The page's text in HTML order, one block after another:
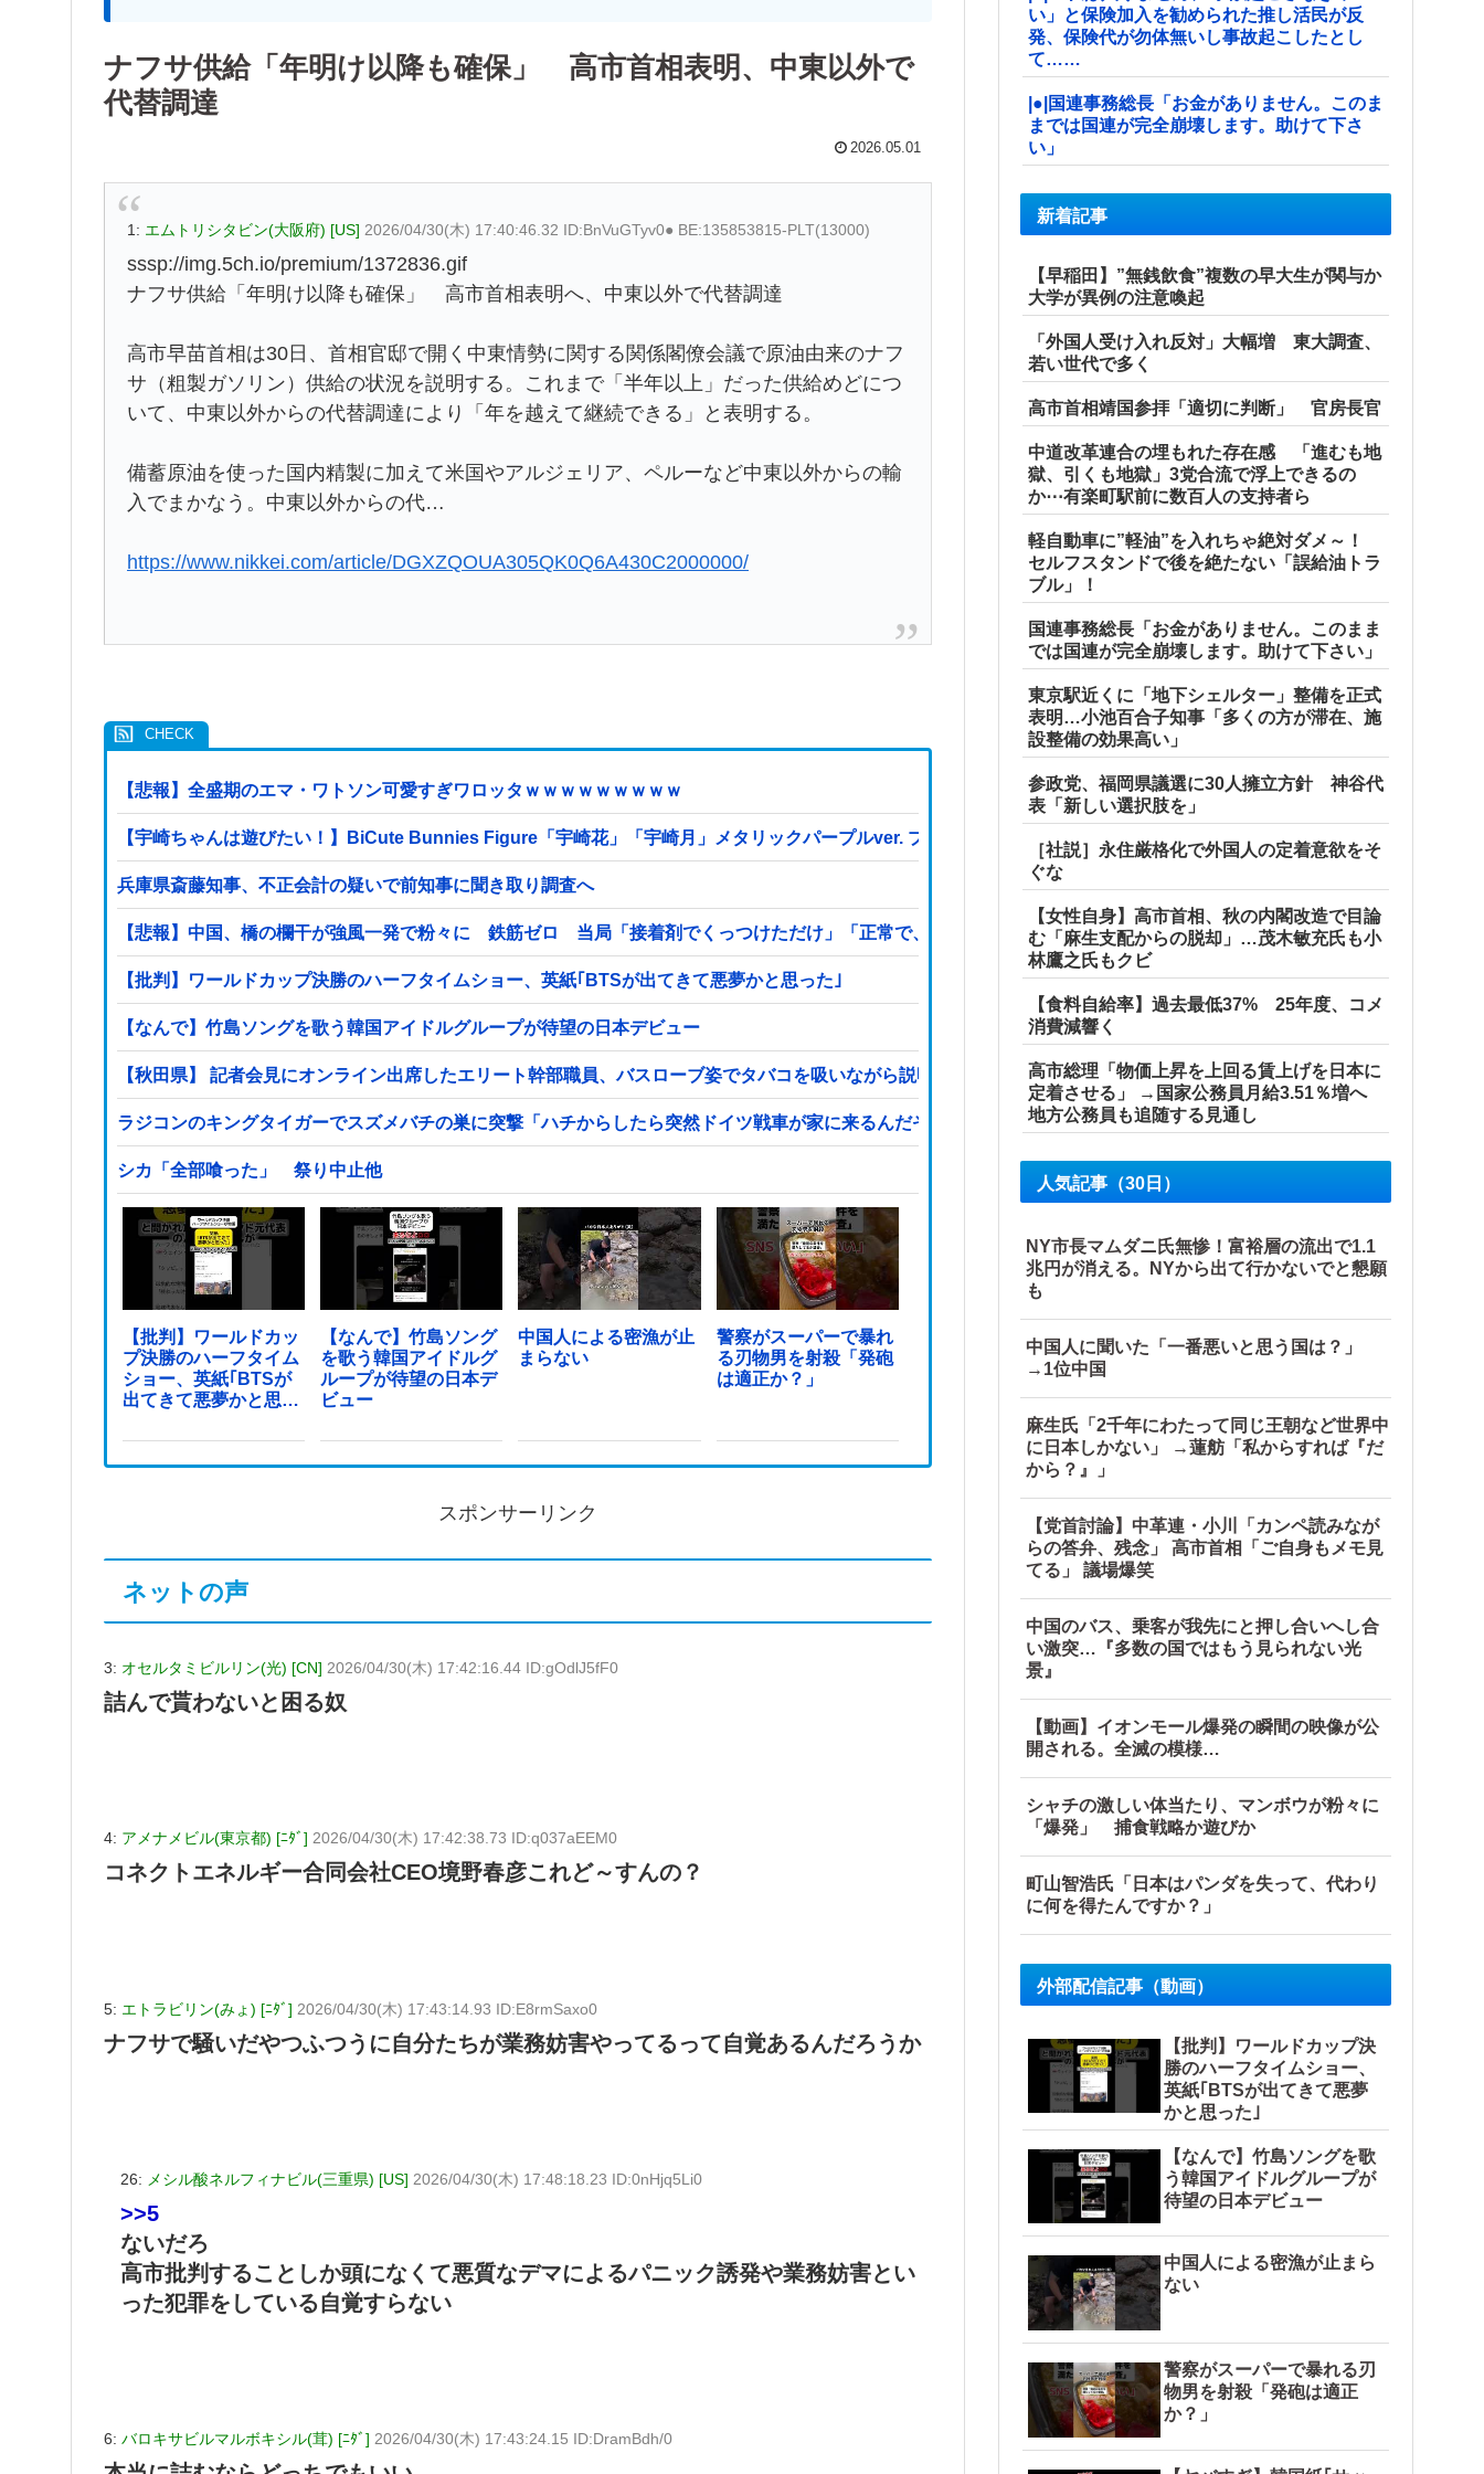
ナフサ供給「年明け以降も確保」 高市首相表明、中東以外で
代替調達
2026.05.01
1: エムトリシタビン(大阪府) [US] 2026/04/30(木) 17:40:46.32 ID:BnVuGTyv0● BE:135853815-PLT(13000)
sssp://img.5ch.io/premium/1372836.gif
ナフサ供給「年明け以降も確保」 高市首相表明へ、中東以外で代替調達
高市早苗首相は30日、首相官邸で開く中東情勢に関する関係閣僚会議で原油由来のナフ
サ（粗製ガソリン）供給の状況を説明する。これまで「半年以上」だった供給めどにつ
いて、中東以外からの代替調達により「年を越えて継続できる」と表明する。
備蓄原油を使った国内精製に加えて米国やアルジェリア、ペルーなど中東以外からの輸
入でまかなう。中東以外からの代…
https://www.nikkei.com/article/DGXZQOUA305QK0Q6A430C2000000/
【悲報】全盛期のエマ・ワトソン可愛すぎワロッタｗｗｗｗｗｗｗｗｗ
【宇崎ちゃんは遊びたい！】BiCute Bunnies Figure「宇崎花」「宇崎月」メタリックパープルver. プライズフィギュア【ラウンドワン限定で展開決定】
兵庫県斎藤知事、不正会計の疑いで前知事に聞き取り調査へ
【悲報】中国、橋の欄干が強風一発で粉々に 鉄筋ゼロ 当局「接着剤でくっつけただけ」「正常で、品質問題はない」
【批判】ワールドカップ決勝のハーフタイムショー、英紙｢BTSが出てきて悪夢かと思った｣
【なんで】竹島ソングを歌う韓国アイドルグループが待望の日本デビュー
【秋田県】 記者会見にオンライン出席したエリート幹部職員、バスローブ姿でタバコを吸いながら説明 県が聞き取りへ
ラジコンのキングタイガーでスズメバチの巣に突撃「ハチからしたら突然ドイツ戦車が家に来るんだぞ」【海外の反応】
シカ「全部喰った」 祭り中止他
【批判】ワールドカッ
プ決勝のハーフタイム
ショー、英紙｢BTSが
出てきて悪夢かと思っ
【なんで】竹島ソング
を歌う韓国アイドルグ
ループが待望の日本デ
ビュー
中国人による密漁が止
まらない
警察がスーパーで暴れ
る刃物男を射殺「発砲
は適正か？」
スポンサーリンク
ネットの声
3: オセルタミビルリン(光) [CN] 2026/04/30(木) 17:42:16.44 ID:gOdlJ5fF0
詰んで貰わないと困る奴
4: アメナメビル(東京都) [ﾆﾀﾞ] 2026/04/30(木) 17:42:38.73 ID:q037aEEM0
コネクトエネルギー合同会社CEO境野春彦これど～すんの？
5: エトラビリン(みょ) [ﾆﾀﾞ] 2026/04/30(木) 17:43:14.93 ID:E8rmSaxo0
ナフサで騒いだやつふつうに自分たちが業務妨害やってるって自覚あるんだろうか
26: メシル酸ネルフィナビル(三重県) [US] 2026/04/30(木) 17:48:18.23 ID:0nHjq5Li0
>>5
ないだろ
高市批判することしか頭になくて悪質なデマによるパニック誘発や業務妨害とい
った犯罪をしている自覚すらない
6: バロキサビルマルボキシル(茸) [ﾆﾀﾞ] 2026/04/30(木) 17:43:24.15 ID:DramBdh/0
い」と保険加入を勧められた推し活民が反
発、保険代が勿体無いし事故起こしたとし
て……
|●|国連事務総長「お金がありません。このま
までは国連が完全崩壊します。助けて下さ
い」
新着記事
【早稲田】”無銭飲食”複数の早大生が関与か
大学が異例の注意喚起
「外国人受け入れ反対」大幅増 東大調査、
若い世代で多く
高市首相靖国参拝「適切に判断」 官房長官
中道改革連合の埋もれた存在感 「進むも地
獄、引くも地獄」3党合流で浮上できるの
か⋯有楽町駅前に数百人の支持者ら
軽自動車に”軽油”を入れちゃ絶対ダメ～！
セルフスタンドで後を絶たない「誤給油トラ
ブル」！
国連事務総長「お金がありません。このまま
では国連が完全崩壊します。助けて下さい」
東京駅近くに「地下シェルター」整備を正式
表明…小池百合子知事「多くの方が滞在、施
設整備の効果高い」
参政党、福岡県議選に30人擁立方針 神谷代
表「新しい選択肢を」
［社説］永住厳格化で外国人の定着意欲をそ
ぐな
【女性自身】高市首相、秋の内閣改造で目論
む「麻生支配からの脱却」…茂木敏充氏も小
林鷹之氏もクビ
【食料自給率】過去最低37% 25年度、コメ
消費減響く
高市総理「物価上昇を上回る賃上げを日本に
定着させる」 →国家公務員月給3.51％増へ
地方公務員も追随する見通し
人気記事（30日）
NY市長マムダニ氏無惨！富裕層の流出で1.1
兆円が消える。NYから出て行かないでと懇願
も
中国人に聞いた「一番悪いと思う国は？」
→1位中国
麻生氏「2千年にわたって同じ王朝など世界中
に日本しかない」 →蓮舫「私からすれば『だ
から？』」
【党首討論】中革連・小川「カンペ読みなが
らの答弁、残念」 高市首相「ご自身もメモ見
てる」 議場爆笑
中国のバス、乗客が我先にと押し合いへし合
い激突…『多数の国ではもう見られない光
景』
【動画】イオンモール爆発の瞬間の映像が公
開される。全滅の模様…
シャチの激しい体当たり、マンボウが粉々に
「爆発」 捕食戦略か遊びか
町山智浩氏「日本はパンダを失って、代わり
に何を得たんですか？」
外部配信記事（動画）
【批判】ワールドカップ決
勝のハーフタイムショー、
英紙｢BTSが出てきて悪夢
かと思った｣
【なんで】竹島ソングを歌
う韓国アイドルグループが
待望の日本デビュー
中国人による密漁が止まら
ない
警察がスーパーで暴れる刃
物男を射殺「発砲は適正
か？」